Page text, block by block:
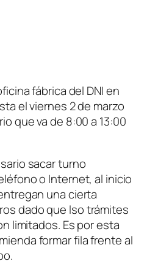
fábrica del DNI en
el viernes 2 de marzo
que va de 8:00 a 13:00
sacar turno
o Internet, al inicio
una cierta
dado que lso trámites
limitados. Es por esta
formar fila frente al